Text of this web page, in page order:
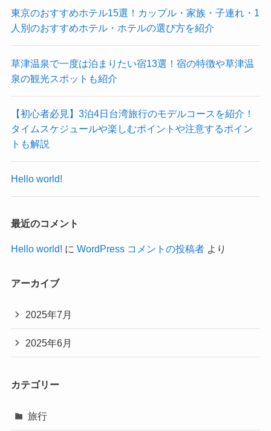
東京のおすすめホテル15選！カップル・家族・子連れ・1
人別のおすすめホテル・ホテルの選び方を紹介
草津温泉で一度は泊まりたい宿13選！宿の特徴や草津温
泉の観光スポットも紹介
【初心者必見】3泊4日台湾旅行のモデルコースを紹介！
タイムスケジュールや楽しむポイントや注意するポイン
トも解説
Hello world!
最近のコメント
Hello world! に WordPress コメントの投稿者より
アーカイブ
2025年7月
2025年6月
カテゴリー
旅行